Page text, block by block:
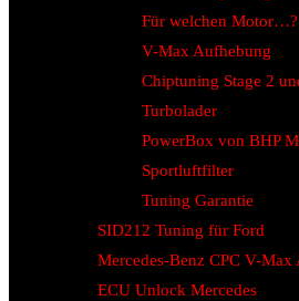
Für welchen Motor…?
V-Max Aufhebung
Chiptuning Stage 2
Turbolader
PowerBox von BHP
Sportluftfilter
Tuning Garantie
SID212 Tuning für Ford
Mercedes-Benz CPC V-Max
ECU Unlock Mercedes